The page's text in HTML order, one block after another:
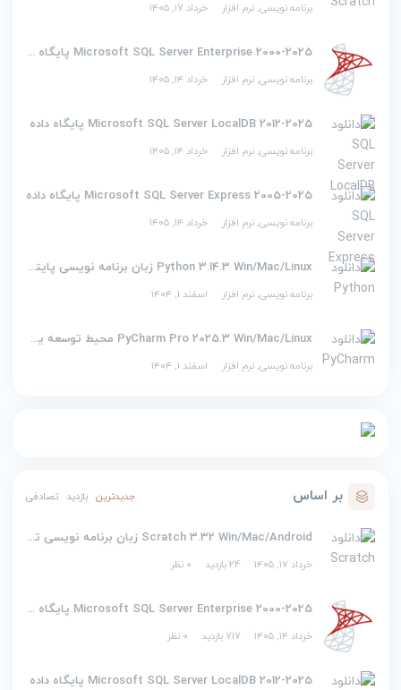
برنامه نویسی, نرم افزار خرداد ۱۷, ۱۴۰۵
2000-2025 Microsoft SQL Server Enterprise پایگاه داده
برنامه نویسی, نرم افزار خرداد ۱۴, ۱۴۰۵
2012-2025 Microsoft SQL Server LocalDB پایگاه داده
برنامه نویسی, نرم افزار خرداد ۱۴, ۱۴۰۵
2005-2025 Microsoft SQL Server Express پایگاه داده
برنامه نویسی, نرم افزار خرداد ۱۴, ۱۴۰۵
Python 3.14.3 Win/Mac/Linux زبان برنامه نویسی پایتون
برنامه نویسی, نرم افزار اسفند ۱, ۱۴۰۴
PyCharm Pro 2025.3 Win/Mac/Linux محیط توسعه یکپارچه برای پایتون
برنامه نویسی, نرم افزار اسفند ۱, ۱۴۰۴
بر اساس جدیدترین بازدید تصادفی
Scratch 3.32 Win/Mac/Android زبان برنامه نویسی تصویری اسکرچ
خرداد ۱۷, ۱۴۰۵ 24 بازدید 0 نظر
2000-2025 Microsoft SQL Server Enterprise پایگاه داده
خرداد ۱۴, ۱۴۰۵ 717 بازدید 0 نظر
2012-2025 Microsoft SQL Server LocalDB پایگاه داده